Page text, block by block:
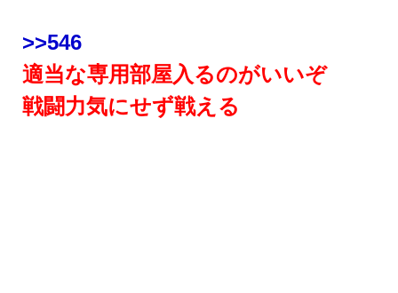
>>546
適当な専用部屋入るのがいいぞ
戦闘力気にせず戦える